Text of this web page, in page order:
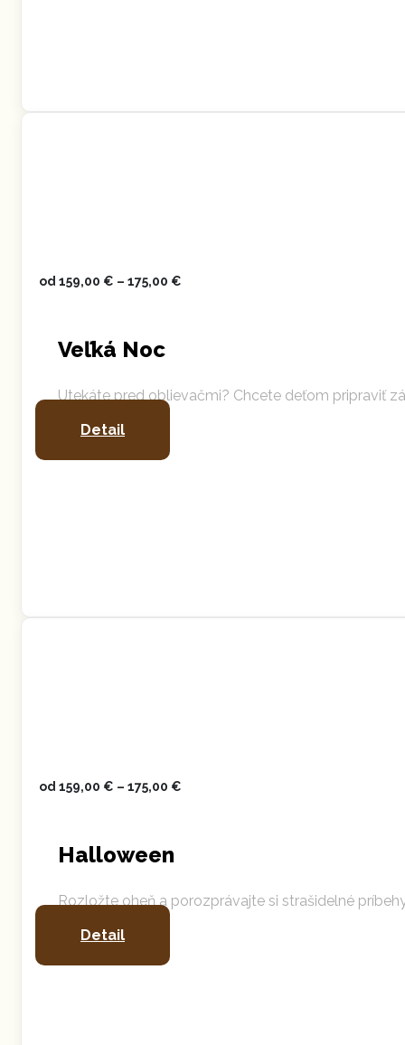
od 159,00 € – 175,00 €
Veľká Noc
Utekáte pred oblievačmi? Chcete deťom pripraviť
Detail
od 159,00 € – 175,00 €
Halloween
Rozložte oheň a porozprávajte si strašidelné
Detail